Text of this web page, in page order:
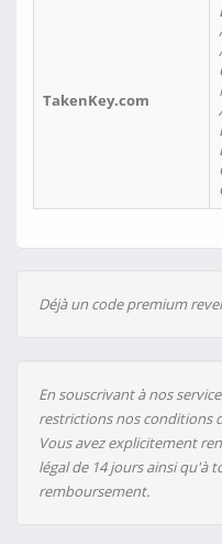
TakenKey.com
Déjà un code premium
En souscrivant à nos
restrictions nos conditions
Vous avez explicitement
légal de 14 jours ainsi qu'à
remboursement.